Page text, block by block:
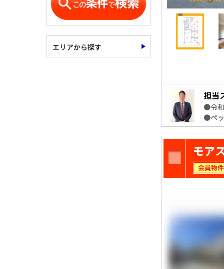
担当
●令
●ペ
モア
エリアから探す